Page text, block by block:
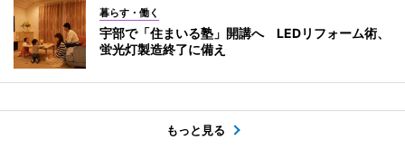
暮らす・働く
宇部で「住まいる塾」開講へ LEDリフォーム術、
蛍光灯製造終了に備え
もっと見る